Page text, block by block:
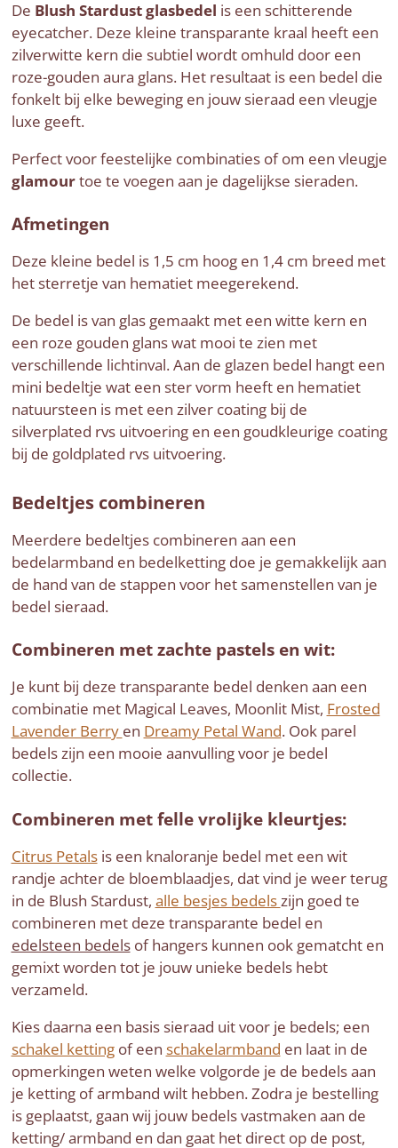
De Blush Stardust glasbedel is een schitterende
eyecatcher. Deze kleine transparante kraal heeft een
zilverwitte kern die subtiel wordt omhuld door een
roze-gouden aura glans. Het resultaat is een bedel die
fonkelt bij elke beweging en jouw sieraad een vleugje
luxe geeft.
Perfect voor feestelijke combinaties of om een vleugje
glamourtoe te voegen aan je dagelijkse sieraden.
Afmetingen
Deze kleine bedel is 1,5 cm hoog en 1,4 cm breed met
het sterretje van hematiet meegerekend.
De bedel is van glas gemaakt met een witte kern en
een roze gouden glans wat mooi te zien met
verschillende lichtinval. Aan de glazen bedel hangt een
mini bedeltje wat een ster vorm heeft en hematiet
natuursteen is met een zilver coating bij de
silverplated rvs uitvoering en een goudkleurige coating
bij de goldplated rvs uitvoering.
Bedeltjes combineren
Meerdere bedeltjes combineren aan een
bedelarmband en bedelketting doe je gemakkelijk aan
de hand van de stappen voor het samenstellen van je
bedel sieraad.
Combineren met zachte pastels en wit:
Je kunt bij deze transparante bedel denken aan een
combinatie met Magical Leaves, Moonlit Mist, Frosted
Lavender Berry en Dreamy Petal Wand. Ook parel
bedels zijn een mooie aanvulling voor je bedel
collectie.
Combineren met felle vrolijke kleurtjes:
Citrus Petalsis een knaloranje bedel met een wit
randje achter de bloemblaadjes, dat vind je weer terug
in de Blush Stardust, alle besjes bedelszijn goed te
combineren met deze transparante bedel en
edelsteen bedelsof hangers kunnen ook gematcht en
gemixt worden tot je jouw unieke bedels hebt
verzameld.
Kies daarna een basis sieraad uit voor je bedels; een
schakel kettingof een schakelarmband en laat in de
opmerkingen weten welke volgorde je de bedels aan
je ketting of armband wilt hebben. Zodra je bestelling
is geplaatst, gaan wij jouw bedels vastmaken aan de
ketting/ armband en dan gaat het direct op de post,